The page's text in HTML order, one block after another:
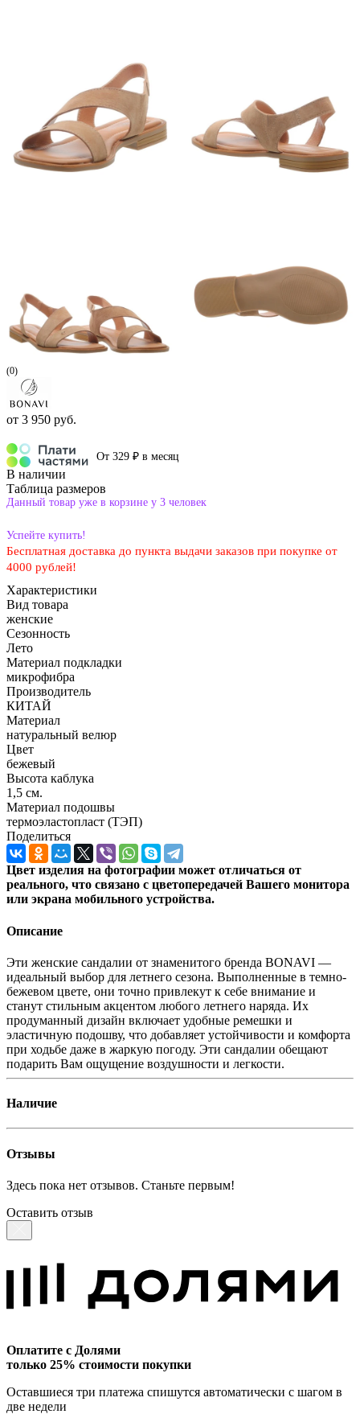
(0)
от 3 950 руб.
От 329 ₽ в месяц
В наличии
Таблица размеров
Данный товар уже в корзине у 3 человек
Успейте купить!
Бесплатная доставка до пункта выдачи заказов при покупке от
4000 рублей!
Характеристики
Вид товара
женские
Сезонность
Лето
Материал подкладки
микрофибра
Производитель
КИТАЙ
Материал
натуральный велюр
Цвет
бежевый
Высота каблука
1,5 см.
Материал подошвы
термоэластопласт (ТЭП)
Поделиться
Цвет изделия на фотографии может отличаться от
реального, что связано с цветопередачей Вашего монитора
или экрана мобильного устройства.
Описание
Эти женские сандалии от знаменитого бренда BONAVI —
идеальный выбор для летнего сезона. Выполненные в темно-
бежевом цвете, они точно привлекут к себе внимание и
станут стильным акцентом любого летнего наряда. Их
продуманный дизайн включает удобные ремешки и
эластичную подошву, что добавляет устойчивости и комфорта
при ходьбе даже в жаркую погоду. Эти сандалии обещают
подарить Вам ощущение воздушности и легкости.
Наличие
Отзывы
Здесь пока нет отзывов. Станьте первым!
Оставить отзыв
Оплатите с Долями
только 25% стоимости покупки
Оставшиеся три платежа спишутся автоматически с шагом в
две недели